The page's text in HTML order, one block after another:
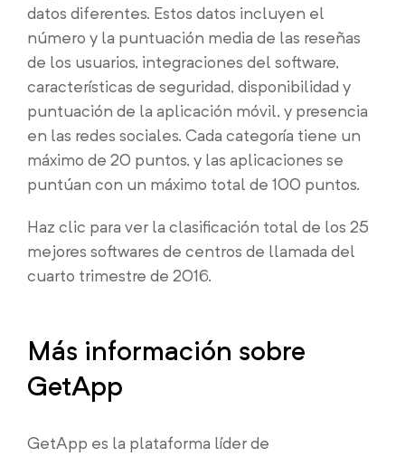
datos diferentes. Estos datos incluyen el
número y la puntuación media de las reseñas
de los usuarios, integraciones del software,
características de seguridad, disponibilidad y
puntuación de la aplicación móvil, y presencia
en las redes sociales. Cada categoría tiene un
máximo de 20 puntos, y las aplicaciones se
puntúan con un máximo total de 100 puntos.
Haz clic para ver la clasificación total de los 25
mejores softwares de centros de llamada del
cuarto trimestre de 2016.
Más información sobre
GetApp
GetApp es la plataforma líder de